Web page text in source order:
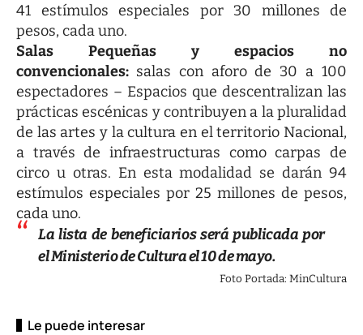
41 estímulos especiales por 30 millones de
pesos, cada uno.
Salas Pequeñas y espacios no
convencionales: salas con aforo de 30 a 100
espectadores – Espacios que descentralizan las
prácticas escénicas y contribuyen a la pluralidad
de las artes y la cultura en el territorio Nacional,
a través de infraestructuras como carpas de
circo u otras. En esta modalidad se darán 94
estímulos especiales por 25 millones de pesos,
cada uno.
La lista de beneficiarios será publicada por
el Ministerio de Cultura el 10 de mayo.
Foto Portada: MinCultura
Le puede interesar